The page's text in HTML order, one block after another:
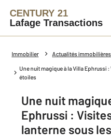
CENTURY 21
Lafage Transactions
Immobilier Actualités immobilières
Une nuit magique à la Villa Ephrussi
étoiles
Une nuit
Ephrussi :
lanterne sous